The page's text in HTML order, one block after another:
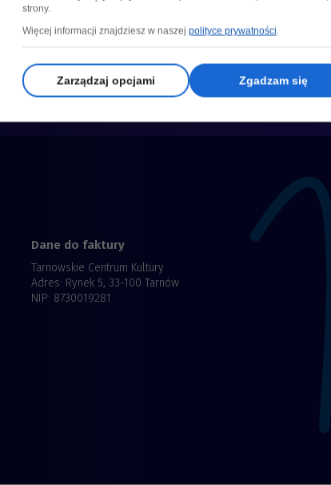
Dane do faktury
Tarnowskie Centrum Kultury
Adres: Rynek 5, 33-100 Tarnów
NIP: 8730019281
strony.
Więcej informacji znajdziesz w naszej polityce prywatności.
Zarządzaj opcjami Zgadzam się